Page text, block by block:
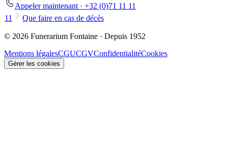
Appeler maintenant · +32 (0)71 11 11
11
Que faire en cas de décès
© 2026 Funerarium Fontaine · Depuis 1952
Mentions légalesCGUCGVConfidentialitéCookies
Gérer les cookies